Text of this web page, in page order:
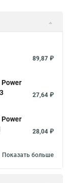
89,87 ₽
27,64 ₽
28,04 ₽
Показать больше